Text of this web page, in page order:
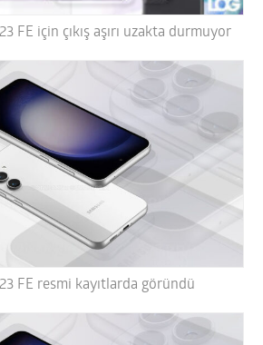
FE için çıkış aşırı uzakta durmuyor
FE resmi kayıtlarda göründü